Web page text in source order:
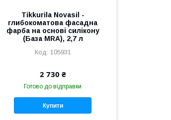
Tikkurila Novasil -
глибокоматова фасадна
фарба на основі силікону
(База MRA), 2,7 л
105931
2 730 ₴
Готово до відправки
Купити